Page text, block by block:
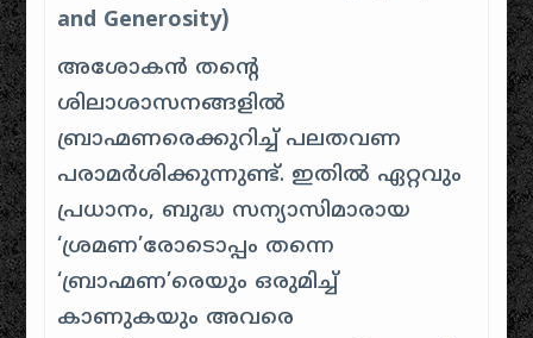
and Generosity)
അശോകൻ തന്റെ
ശിലാശാസനങ്ങളിൽ
ബ്രാഹ്മണരെക്കുറിച്ച് പലതവണ
പരാമർശിക്കുന്നുണ്ട്. ഇതിൽ ഏറ്റവും
പ്രധാനം, ബുദ്ധ സന്യാസിമാരായ
‘ശ്രമണ’രോടൊപ്പം തന്നെ
‘ബ്രാഹ്മണ’രെയും ഒരുമിച്ച്
കാണുകയും അവരെ